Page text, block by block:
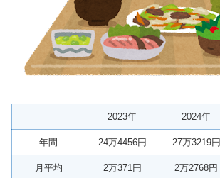
2023年 2024年
年間 24万4456円 27万3219円
月平均 2万371円 2万2768円